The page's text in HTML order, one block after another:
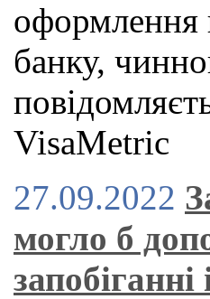
оформлення
банку,
VisaMetric
27.09.2022
могло б